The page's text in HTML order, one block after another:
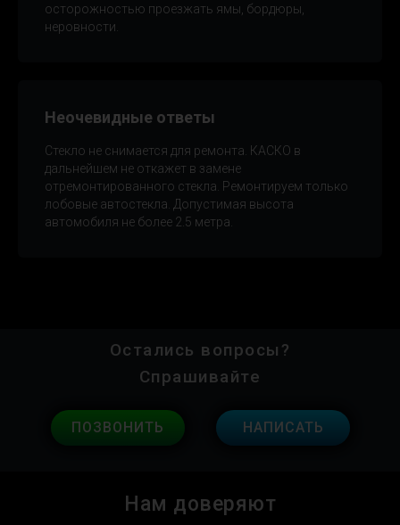
осторожностью проезжать ямы, бордюры,
неровности.
Неочевидные ответы
Стекло не снимается для ремонта. КАСКО в
дальнейшем не откажет в замене
отремонтированного стекла. Ремонтируем только
лобовые автостекла. Допустимая высота
автомобиля не более 2.5 метра.
ПОЗВОНИТЬ НАПИСАТЬ
Остались вопросы?
Спрашивайте
Нам доверяют